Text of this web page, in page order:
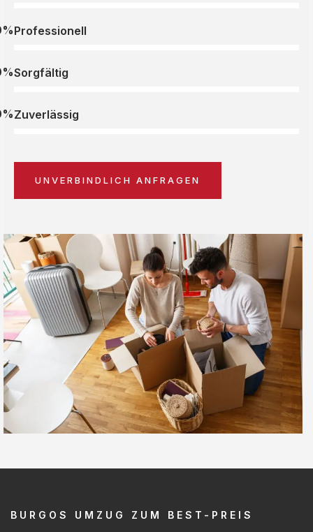
Professionell
Sorgfältig
Zuverlässig
UNVERBINDLICH ANFRAGEN
BURGOS UMZUG ZUM BEST-PREIS